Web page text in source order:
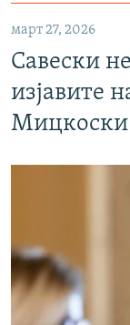
март 27, 2026
Савески
изјавите
Мицкоски